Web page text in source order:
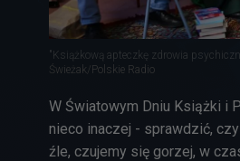
"Książkową apteczkę zdrowia
Świeżak/Polskie Radio
W Światowym Dniu Książki i
nieco inaczej - sprawdzić,
źle, czujemy się gorzej, w